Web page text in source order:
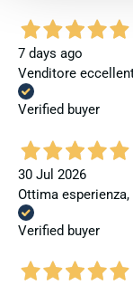
7 days ago
Venditore
Verified buyer
30 Jul 2026
Ottima
Verified buyer